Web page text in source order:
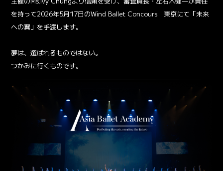
を持って2026年5月17日のWind Ballet Concours 東京にて「未来
への翼」を手渡します。
夢は、選ばれるものではない。
つかみに行くものです。